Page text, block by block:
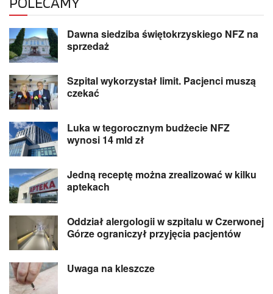
Dawna siedziba świętokrzyskiego NFZ na
sprzedaż
Szpital wykorzystał limit. Pacjenci muszą
czekać
Luka w tegorocznym budżecie NFZ
wynosi 14 mld zł
Jedną receptę można zrealizować w kilku
aptekach
Oddział alergologii w szpitalu w Czerwonej
Górze ograniczył przyjęcia pacjentów
Uwaga na kleszcze